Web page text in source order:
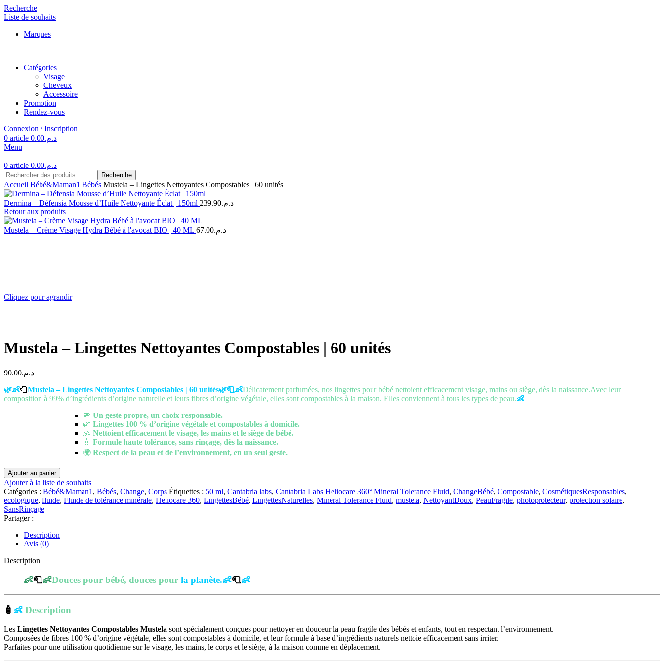
Recherche
Liste de souhaits
Marques
Catégories
Visage
Cheveux
Accessoire
Promotion
Rendez-vous
Connexion / Inscription
0 article د.م.0.00
Menu
0 article د.م.0.00
Recherche
Accueil Bébé&Maman1 Bébés Mustela – Lingettes Nettoyantes Compostables | 60 unités
Dermina – Défensia Mousse d’Huile Nettoyante Éclat | 150ml د.م.239.90
Retour aux produits
Mustela – Crème Visage Hydra Bébé à l'avocat BIO | 40 ML د.م.67.00
Cliquez pour agrandir
Mustela – Lingettes Nettoyantes Compostables | 60 unités
د.م.90.00
🌿👶🧻Mustela – Lingettes Nettoyantes Compostables | 60 unités🌿🧻👶Délicatement parfumées, nos lingettes pour bébé nettoient efficacement visage, mains ou siège, dès la naissance.Avec leur
composition à 99% d’ingrédients d’origine naturelle et leurs fibres d’origine végétale, elles sont compostables à la maison. Elles conviennent à tous les types de peau.👶
🧼 Un geste propre, un choix responsable.
🌿 Lingettes 100 % d’origine végétale et compostables à domicile.
👶 Nettoient efficacement le visage, les mains et le siège de bébé.
💧 Formule haute tolérance, sans rinçage, dès la naissance.
🌍 Respect de la peau et de l’environnement, en un seul geste.
quantité
de
Mustela
–
Lingettes
Nettoyantes
Compostables
Ajouter au panier
Ajouter à la liste de souhaits
Catégories : Bébé&Maman1 , Bébés, Change, Corps Étiquettes : 50 ml, Cantabria labs, Cantabria Labs Heliocare 360° Mineral Tolerance Fluid, ChangeBébé, Compostable, CosmétiquesResponsables,
ecologique, fluide, Fluide de tolérance minérale, Heliocare 360, LingettesBébé, LingettesNaturelles, Mineral Tolerance Fluid, mustela, NettoyantDoux, PeauFragile, photoprotecteur, protection solaire,
SansRinçage
Partager :
Description
Avis (0)
Description
👶🧻👶Douces pour bébé, douces pour la planète.👶🧻👶
🧴 👶 Description
Les Lingettes Nettoyantes Compostables Mustela sont spécialement conçues pour nettoyer en douceur la peau fragile des bébés et enfants, tout en respectant l’environnement.
Composées de fibres 100 % d’origine végétale, elles sont compostables à domicile, et leur formule à base d’ingrédients naturels nettoie efficacement sans irriter.
Parfaites pour une utilisation quotidienne sur le visage, les mains, le corps et le siège, à la maison comme en déplacement.